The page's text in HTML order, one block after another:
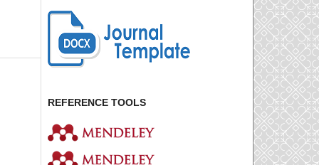
REFERENCE TOOLS